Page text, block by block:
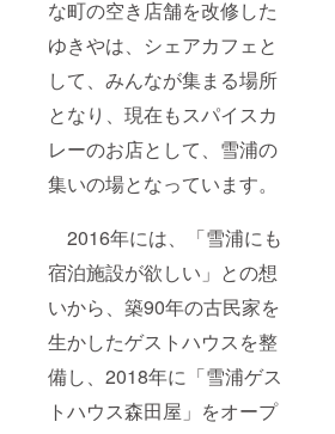
な町の空き店舗を改修した
ゆきやは、シェアカフェと
して、みんなが集まる場所
となり、現在もスパイスカ
レーのお店として、雪浦の
集いの場となっています。
2016年には、「雪浦にも
宿泊施設が欲しい」との想
いから、築90年の古民家を
生かしたゲストハウスを整
備し、2018年に「雪浦ゲス
トハウス森田屋」をオープ